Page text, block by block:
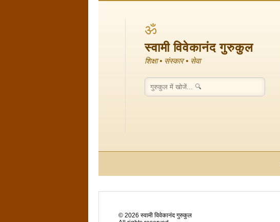
ॐ
स्वामी विवेकानंद गुरुकुल
शिक्षा • संस्कार • सेवा
©2026 स्वामी विवेकानंद गुरुकुल